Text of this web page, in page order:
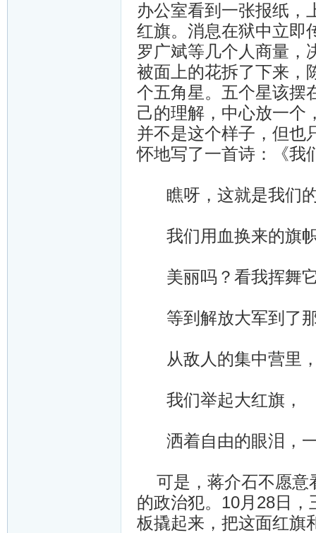
办公室看到一张报纸，
红旗。消息在狱中立即
罗广斌等几个人商量，
被面上的花拆了下来，
个五角星。五个星该摆
己的理解，中心放一个
并不是这个样子，但也
怀地写了一首诗：《我
瞧呀，这就是我们
我们用血换来的旗
美丽吗？看我挥舞
等到解放大军到了
从敌人的集中营里
我们举起大红旗，
洒着自由的眼泪，
可是，蒋介石不愿意
的政治犯。10月28日
板撬起来，把这面红旗